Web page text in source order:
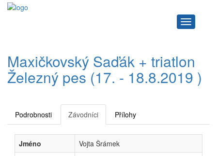
Navigace
Maxičkovský Saďák + triatlon
Železný pes (17. - 18.8.2019 )
Podrobnosti Závodníci Přílohy
Jméno
Vojta Šrámek